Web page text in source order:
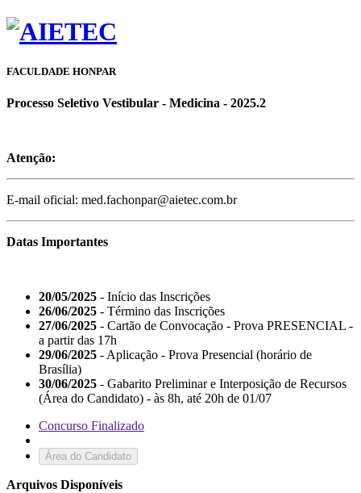
FACULDADE HONPAR
Processo Seletivo Vestibular - Medicina - 2025.2
Atenção:
E-mail oficial: med.fachonpar@aietec.com.br
Datas Importantes
20/05/2025 - Início das Inscrições
26/06/2025 - Término das Inscrições
27/06/2025 - Cartão de Convocação - Prova PRESENCIAL -
a partir das 17h
29/06/2025 - Aplicação - Prova Presencial (horário de
Brasília)
30/06/2025 - Gabarito Preliminar e Interposição de Recursos
(Área do Candidato) - às 8h, até 20h de 01/07
Concurso Finalizado
Área do Candidato
Arquivos Disponíveis